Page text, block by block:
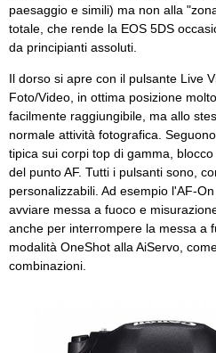
paesaggio e simili) ma non alla
totale, che rende la EOS 5DS
da principianti assoluti.
Il dorso si apre con il pulsante Live
Foto/Video, in ottima posizione
facilmente raggiungibile, ma allo
normale attività fotografica.
tipica sui corpi top di gamma,
del punto AF. Tutti i pulsanti sono,
personalizzabili. Ad esempio l'AF-
avviare messa a fuoco e
anche per interrompere la messa a
modalità OneShot alla AiServo,
combinazioni.